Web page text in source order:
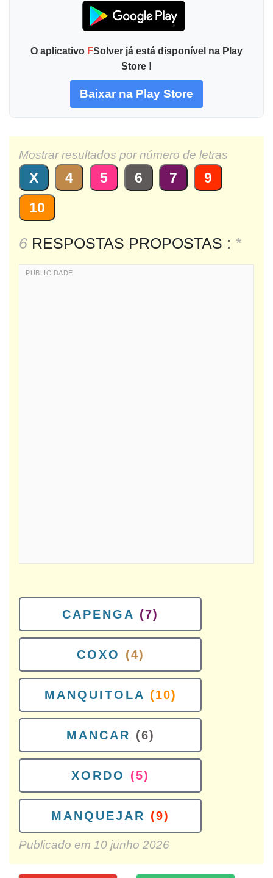
O aplicativo FSolver já está disponível na Play
Store !
Baixar na Play Store
Mostrar resultados por número de letras
X 4 5 6 7
9
10
6 RESPOSTAS PROPOSTAS : *
CAPENGA (7)
COXO (4)
MANQUITOLA (10)
MANCAR (6)
XORDO (5)
MANQUEJAR (9)
Publicado em 10 junho 2026